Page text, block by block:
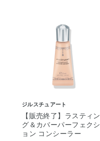
ジルスチュアート
【販売終了】ラスティン
グ＆カバーパーフェクシ
ョン コンシーラー